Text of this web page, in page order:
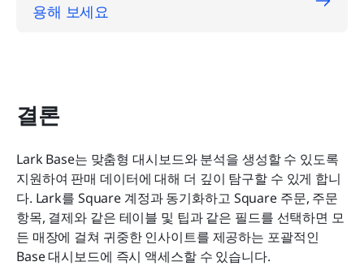
용해 보세요
결론
Lark Base는 맞춤형 대시보드와 분석을 생성할 수 있도록
지원하여 판매 데이터에 대해 더 깊이 탐구할 수 있게 합니
다. Lark를 Square 계정과 동기화하고 Square 주문, 주문
항목, 결제와 같은 테이블 및 팁과 같은 필드를 선택하면 모
든 매장에 걸쳐 귀중한 인사이트를 제공하는 포괄적인
Base 대시보드에 즉시 액세스할 수 있습니다.